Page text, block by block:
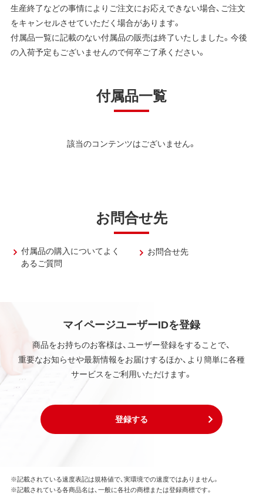
生産終了などの事情によりご注文にお応えできない場合、ご注文
をキャンセルさせていただく場合があります。
付属品一覧に記載のない付属品の販売は終了いたしました。今後
の入荷予定もございませんので何卒ご了承ください。
付属品一覧
該当のコンテンツはございません。
お問合せ先
付属品の購入についてよく
あるご質問
お問合せ先
マイページユーザーIDを登録
商品をお持ちのお客様は、ユーザー登録をすることで、
重要なお知らせや最新情報をお届けするほか、より簡単に各種
サービスをご利用いただけます。
登録する
※記載されている速度表記は規格値で、実環境での速度ではありません。
※記載されている各商品名は、一般に各社の商標または登録商標です。